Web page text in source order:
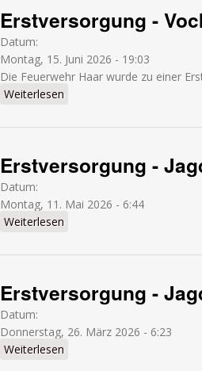
Erstversorgung -
Datum:
Montag, 15. Juni 2026 - 19:03
Die Feuerwehr Haar wurde zu einer
Weiterlesen
Erstversorgung -
Datum:
Montag, 11. Mai 2026 - 6:44
Weiterlesen
Erstversorgung -
Datum:
Donnerstag, 26. März 2026 - 6:23
Weiterlesen